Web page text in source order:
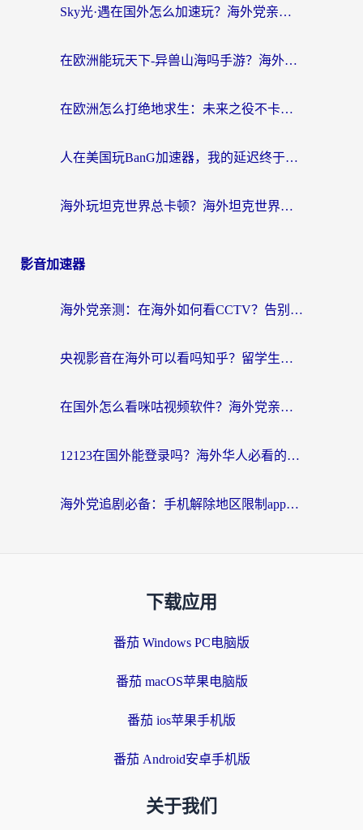
Sky光·遇在国外怎么加速玩？海外党亲测有效的国服游戏加速指南
在欧洲能玩天下-异兽山海吗手游？海外玩家的加速器生存指南
在欧洲怎么打绝地求生：未来之役不卡？留学生亲测的加速器避坑指南
人在美国玩BanG加速器，我的延迟终于绿了
海外玩坦克世界总卡顿？海外坦克世界加速器有哪些？实测好用的选择在这里
影音加速器
海外党亲测：在海外如何看CCTV？告别“仅限大陆播放”的实用指南
央视影音在海外可以看吗知乎？留学生亲测：3步解决地域限制+追剧自由
在国外怎么看咪咕视频软件？海外党亲测有效的回国加速方案
12123在国外能登录吗？海外华人必看的回国加速实用指南
海外党追剧必备：手机解除地区限制app怎么选？解决央视视频&国内剧地区限制全指南
下载应用
番茄 Windows PC电脑版
番茄 macOS苹果电脑版
番茄 ios苹果手机版
番茄 Android安卓手机版
关于我们